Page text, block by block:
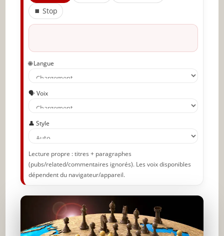
⏹ Stop
🌐 Langue
🗣️ Voix
👤 Style
Lecture propre : titres + paragraphes
(pubs/related/commentaires ignorés). Les voix disponibles
dépendent du navigateur/appareil.